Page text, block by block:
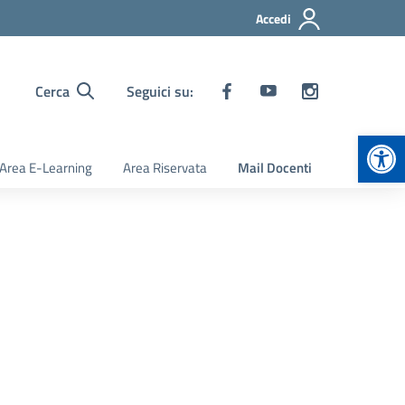
Accedi
Cerca Seguici su:
Area E-Learning Area Riservata Mail Docenti